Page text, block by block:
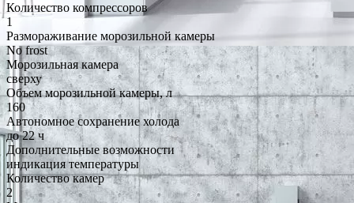
Количество компрессоров
1
Размораживание морозильной камеры
No frost
Морозильная камера
сверху
Объем морозильной камеры, л
160
Автономное сохранение холода
до 22 ч
Дополнительные возможности
индикация температуры
Количество камер
2